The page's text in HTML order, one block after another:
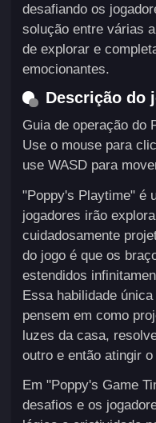
desafiando os
solução entre várias
de explorar e
emocionantes.
Descrição do
Guia de operação do
Use o mouse para
use WASD para
"Poppy's Playtime" é
jogadores irão
cuidadosamente
do jogo é que os
estendidos
Essa habilidade
pensem em como
luzes da casa,
outro e então atingir
Em "Poppy's Game
desafios e os